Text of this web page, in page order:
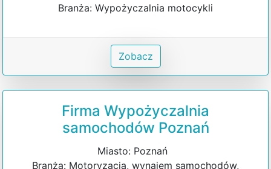
Branża: Wypożyczalnia motocykli
Zobacz
Firma Wypożyczalnia
samochodów Poznań
Miasto: Poznań
Branża: Motoryzacja, wynajem samochodów,